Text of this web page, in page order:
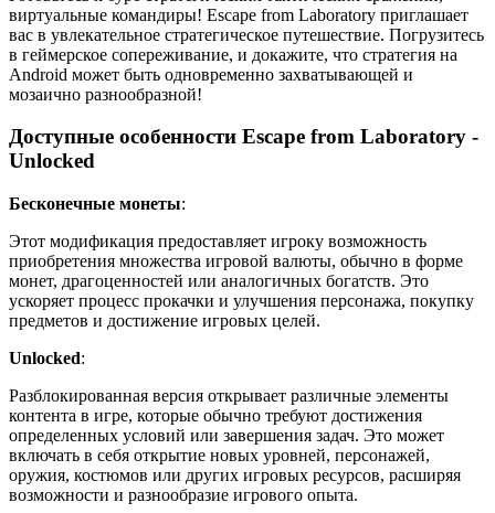
виртуальные командиры! Escape from Laboratory приглашает
вас в увлекательное стратегическое путешествие. Погрузитесь
в геймерское сопереживание, и докажите, что стратегия на
Android может быть одновременно захватывающей и
мозаично разнообразной!
Доступные особенности Escape from Laboratory -
Unlocked
Бесконечные монеты:
Этот модификация предоставляет игроку возможность
приобретения множества игровой валюты, обычно в форме
монет, драгоценностей или аналогичных богатств. Это
ускоряет процесс прокачки и улучшения персонажа, покупку
предметов и достижение игровых целей.
Unlocked:
Разблокированная версия открывает различные элементы
контента в игре, которые обычно требуют достижения
определенных условий или завершения задач. Это может
включать в себя открытие новых уровней, персонажей,
оружия, костюмов или других игровых ресурсов, расширяя
возможности и разнообразие игрового опыта.